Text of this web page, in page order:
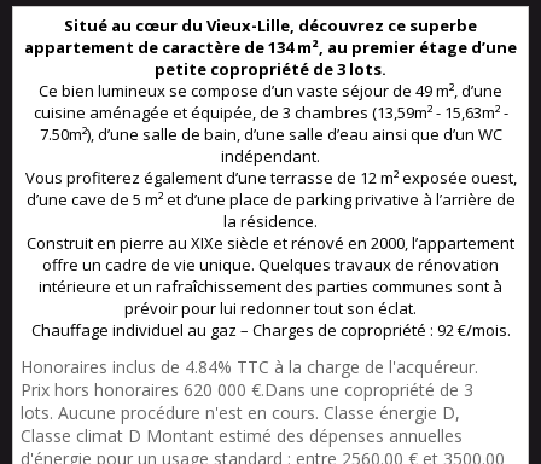
Situé au cœur du Vieux-Lille, découvrez ce superbe
appartement de caractère de 134 m², au premier étage d’une
petite copropriété de 3 lots.
Ce bien lumineux se compose d’un vaste séjour de 49 m², d’une
cuisine aménagée et équipée, de 3 chambres (13,59m² - 15,63m² -
7.50m²), d’une salle de bain, d’une salle d’eau ainsi que d’un WC
indépendant.
Vous profiterez également d’une terrasse de 12 m² exposée ouest,
d’une cave de 5 m² et d’une place de parking privative à l’arrière de
la résidence.
Construit en pierre au XIXe siècle et rénové en 2000, l’appartement
offre un cadre de vie unique. Quelques travaux de rénovation
intérieure et un rafraîchissement des parties communes sont à
prévoir pour lui redonner tout son éclat.
Chauffage individuel au gaz – Charges de copropriété : 92 €/mois.
Honoraires inclus de 4.84% TTC à la charge de l'acquéreur.
Prix hors honoraires 620 000 €.Dans une copropriété de 3
lots. Aucune procédure n'est en cours. Classe énergie D,
Classe climat D Montant estimé des dépenses annuelles
d'énergie pour un usage standard : entre 2560.00 € et 3500.00